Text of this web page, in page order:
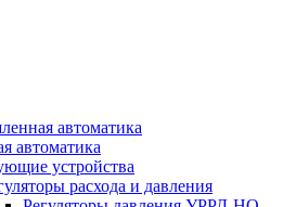
автоматика
автоматика
устройства
расхода и давления